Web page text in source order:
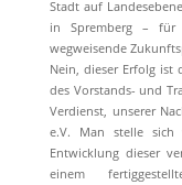
Stadt auf
in Spremberg – für
wegweisende
Nein, dieser Erfolg ist
des Vorstands- und
Verdienst, unserer
e.V. Man stelle sich
Entwicklung dieser
einem